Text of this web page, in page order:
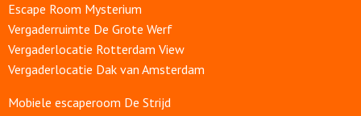
Escape Room Mysterium
Vergaderruimte De Grote Werf
Vergaderlocatie Rotterdam View
Vergaderlocatie Dak van Amsterdam
Mobiele escaperoom De Strijd